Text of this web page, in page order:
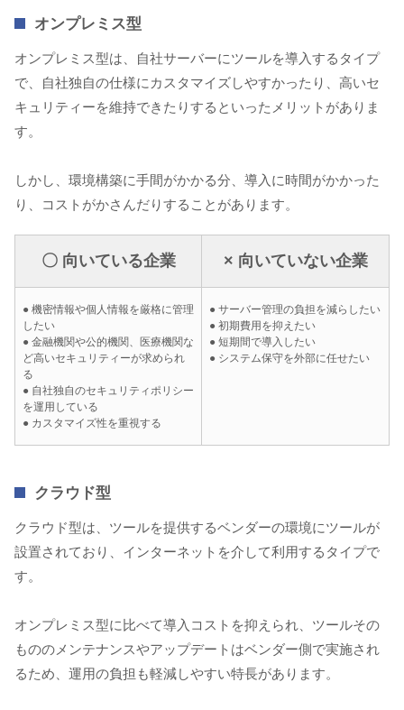
オンプレミス型
オンプレミス型は、自社サーバーにツールを導入するタイプ
で、自社独自の仕様にカスタマイズしやすかったり、高いセ
キュリティーを維持できたりするといったメリットがありま
す。
しかし、環境構築に手間がかかる分、導入に時間がかかった
り、コストがかさんだりすることがあります。
〇 向いている企業 × 向いていない企業
● 機密情報や個人情報を厳格に管理
したい
● 金融機関や公的機関、医療機関な
ど高いセキュリティーが求められ
る
● 自社独自のセキュリティポリシー
を運用している
● カスタマイズ性を重視する
● サーバー管理の負担を減らしたい
● 初期費用を抑えたい
● 短期間で導入したい
● システム保守を外部に任せたい
クラウド型
クラウド型は、ツールを提供するベンダーの環境にツールが
設置されており、インターネットを介して利用するタイプで
す。
オンプレミス型に比べて導入コストを抑えられ、ツールその
もののメンテナンスやアップデートはベンダー側で実施され
るため、運用の負担も軽減しやすい特長があります。